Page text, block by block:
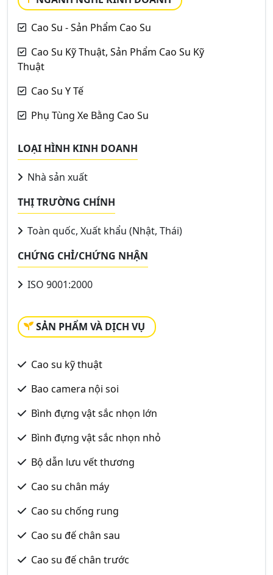
Cao Su - Sản Phẩm Cao Su
Cao Su Kỹ Thuật, Sản Phẩm Cao Su Kỹ
Thuật
Cao Su Y Tế
Phụ Tùng Xe Bằng Cao Su
LOẠI HÌNH KINH DOANH
Nhà sản xuất
THỊ TRƯỜNG CHÍNH
Toàn quốc, Xuất khẩu (Nhật, Thái)
CHỨNG CHỈ/CHỨNG NHẬN
ISO 9001:2000
SẢN PHẨM VÀ DỊCH VỤ
Cao su kỹ thuật
Bao camera nội soi
Bình đựng vật sắc nhọn lớn
Bình đựng vật sắc nhọn nhỏ
Bộ dẫn lưu vết thương
Cao su chân máy
Cao su chống rung
Cao su đế chân sau
Cao su đế chân trước